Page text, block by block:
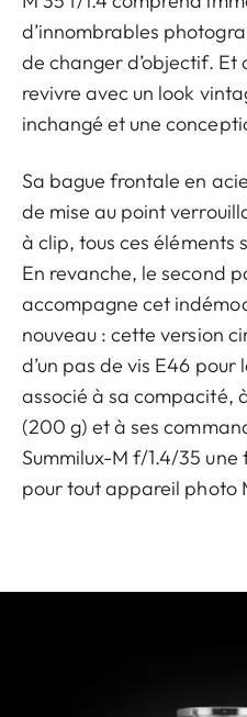
d’innombrables
de changer d’objectif. Et
revivre avec un look
inchangé et une
Sa bague frontale en
de mise au point
à clip, tous ces éléments
En revanche, le second
accompagne cet
nouveau : cette version
d’un pas de vis E46 pour
associé à sa compacité,
(200 g) et à ses
Summilux-M f/1.4/35
pour tout appareil photo